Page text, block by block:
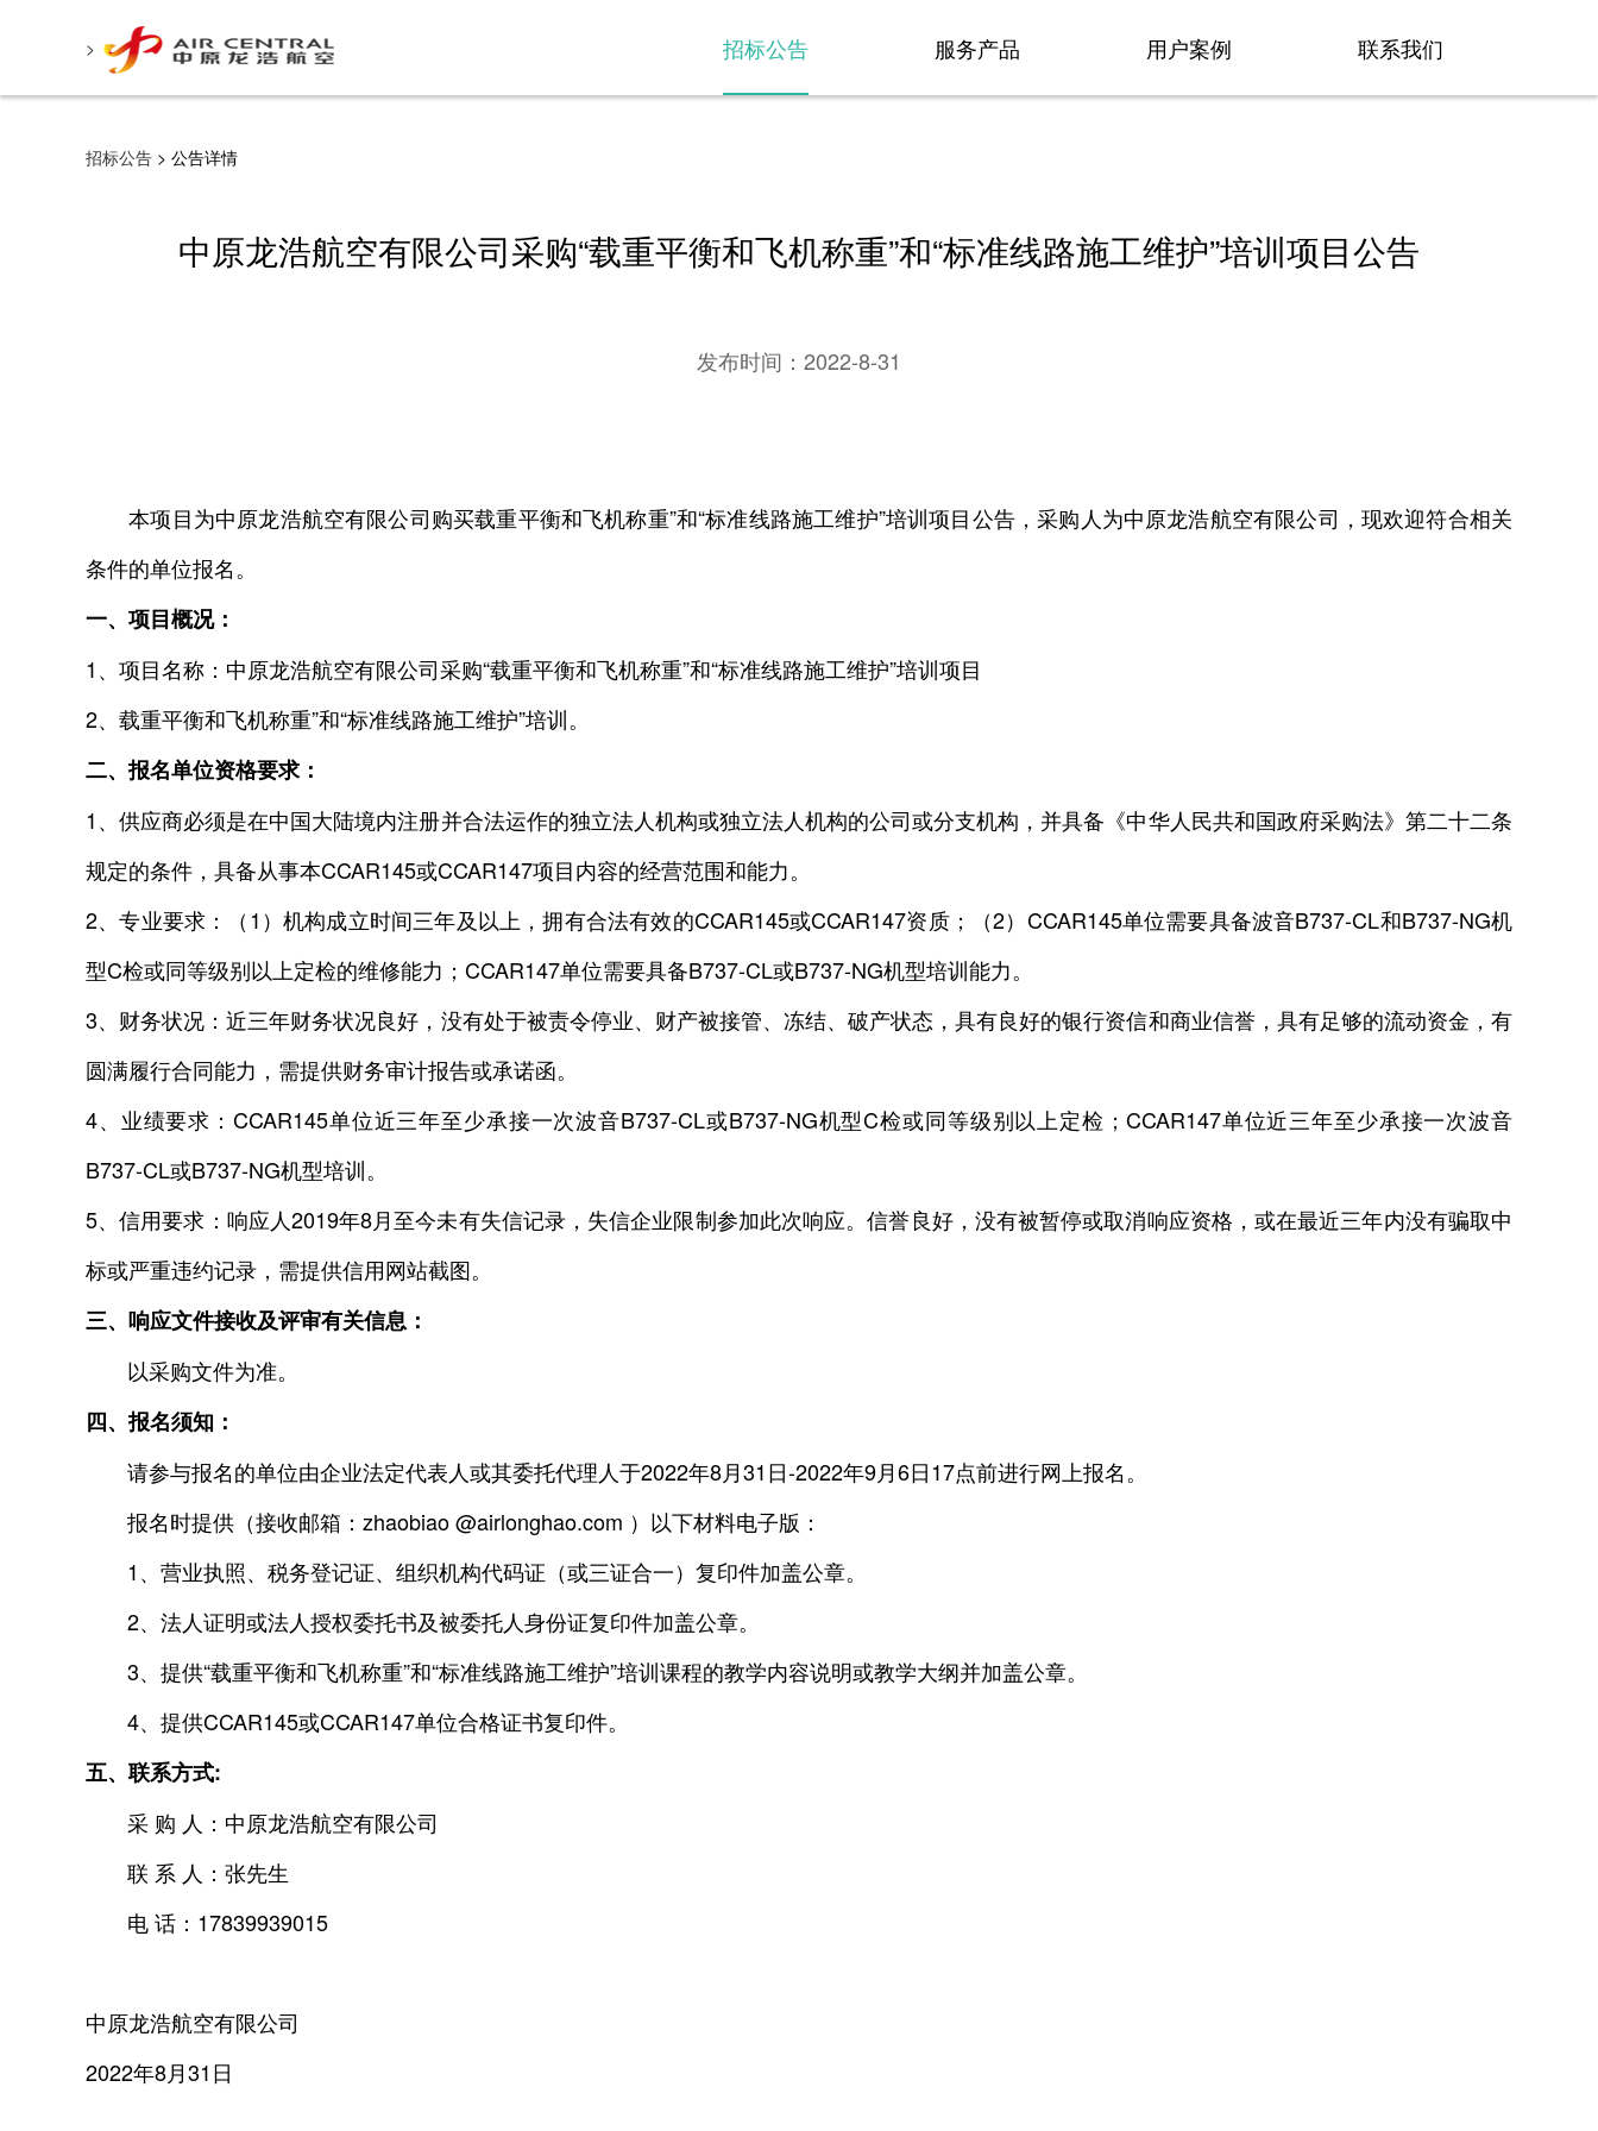
> 招标公告 服务产品 用户案例 联系我们
招标公告 > 公告详情
中原龙浩航空有限公司采购“载重平衡和飞机称重”和“标准线路施工维护”培训项目公告
发布时间： 2022-8-31
本项目为中原龙浩航空有限公司购买载重平衡和飞机称重”和“标准线路施工维护”培训项目公告，采购人为中原龙浩航空有限公司，现欢迎符合相关
条件的单位报名。
一、项目概况：
1、项目名称：中原龙浩航空有限公司采购“载重平衡和飞机称重”和“标准线路施工维护”培训项目
2、载重平衡和飞机称重”和“标准线路施工维护”培训。
二、报名单位资格要求：
1、供应商必须是在中国大陆境内注册并合法运作的独立法人机构或独立法人机构的公司或分支机构，并具备《中华人民共和国政府采购法》第二十二条
规定的条件，具备从事本CCAR145或CCAR147项目内容的经营范围和能力。
2、专业要求：（1）机构成立时间三年及以上，拥有合法有效的CCAR145或CCAR147资质；（2）CCAR145单位需要具备波音B737-CL和B737-NG机
型C检或同等级别以上定检的维修能力；CCAR147单位需要具备B737-CL或B737-NG机型培训能力。
3、财务状况：近三年财务状况良好，没有处于被责令停业、财产被接管、冻结、破产状态，具有良好的银行资信和商业信誉，具有足够的流动资金，有
圆满履行合同能力，需提供财务审计报告或承诺函。
4、业绩要求：CCAR145单位近三年至少承接一次波音B737-CL或B737-NG机型C检或同等级别以上定检；CCAR147单位近三年至少承接一次波音
B737-CL或B737-NG机型培训。
5、信用要求：响应人2019年8月至今未有失信记录，失信企业限制参加此次响应。信誉良好，没有被暂停或取消响应资格，或在最近三年内没有骗取中
标或严重违约记录，需提供信用网站截图。
三、响应文件接收及评审有关信息：
以采购文件为准。
四、报名须知：
请参与报名的单位由企业法定代表人或其委托代理人于2022年8月31日-2022年9月6日17点前进行网上报名。
报名时提供（接收邮箱：zhaobiao @airlonghao.com ）以下材料电子版：
1、营业执照、税务登记证、组织机构代码证（或三证合一）复印件加盖公章。
2、法人证明或法人授权委托书及被委托人身份证复印件加盖公章。
3、提供“载重平衡和飞机称重”和“标准线路施工维护”培训课程的教学内容说明或教学大纲并加盖公章。
4、提供CCAR145或CCAR147单位合格证书复印件。
五、联系方式:
采 购 人：中原龙浩航空有限公司
联 系 人：张先生
电 话：17839939015
中原龙浩航空有限公司
2022年8月31日